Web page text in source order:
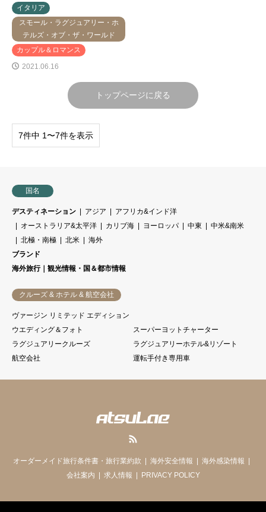
イタリア
スモール・ラグジュアリー・ホ
テルズ・オブ・ザ・ワールド
カップル＆ロマンス
2021.06.16
トップページに戻る
7件中 1〜7件を表示
国名
デスティネーション アジア
アフリカ&インド洋
オーストラリア&太平洋
カリブ海 ヨーロッパ 中東
中米&南米
北極・南極
北米
海外
ブランド
海外旅行｜観光情報・国＆都市情報
クルーズ & ホテル & 航空会社
ヴァージン リミテッド エディション
ウエディング＆フォト
スーパーヨットチャーター
ラグジュアリークルーズ
ラグジュアリーホテル&リゾート
航空会社
運転手付き専用車
オーダーメイド旅行条件書・旅行業約款 海外安全情報
海外感染情報
会社案内
求人情報 PRIVACY POLICY